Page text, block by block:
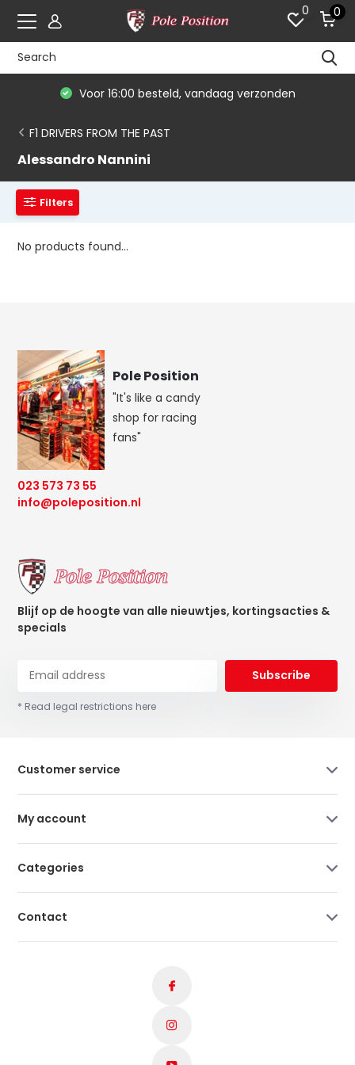
0 0
Voor 16:00 besteld, vandaag verzonden
F1 DRIVERS FROM THE PAST
Alessandro Nannini
Filters
No products found...
Pole Position
"It's like a candy
shop for racing
fans"
023 573 73 55
info@poleposition.nl
Blijf op de hoogte van alle nieuwtjes, kortingsacties &
specials
Subscribe
* Read legal restrictions here
Customer service
My account
Categories
Contact